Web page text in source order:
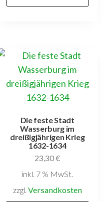
Die feste Stadt
Wasserburg im
dreißigjährigen Krieg
1632-1634
23,30€
inkl. 7 % MwSt.
zzgl. Versandkosten